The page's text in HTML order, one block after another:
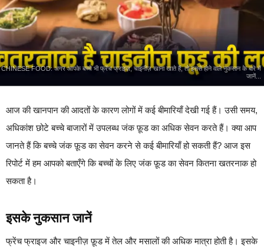
CHINESE FOOD: अगर आपके बच्चे भी फ्रेंच फ्राइज़, चाइनीज़ खाना खाते हैं, तो इससे होने वाले नुकसान के बारे में
जानें...
आज की खानपान की आदतों के कारण लोगों में कई बीमारियाँ देखी गई हैं। उसी समय,
अधिकांश छोटे बच्चे बाजारों में उपलब्ध जंक फ़ूड का अधिक सेवन करते हैं। क्या आप
जानते हैं कि बच्चे जंक फ़ूड का सेवन करने से कई बीमारियाँ हो सकती हैं? आज इस
रिपोर्ट में हम आपको बताएँगे कि बच्चों के लिए जंक फ़ूड का सेवन कितना खतरनाक हो
सकता है।
इसके नुकसान जानें
फ्रेंच फ्राइज और चाइनीज़ फ़ूड में तेल और मसालों की अधिक मात्रा होती है। इसके